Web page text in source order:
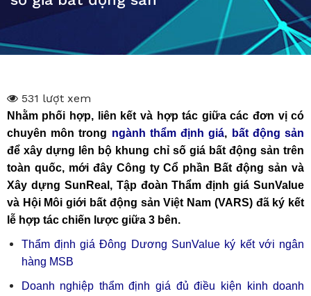
531 lượt xem
Nhằm phối hợp, liên kết và hợp tác giữa các đơn vị có
chuyên môn trong ngành thẩm định giá, bất động sản
để xây dựng lên bộ khung chỉ số giá bất động sản trên
toàn quốc, mới đây Công ty Cổ phần Bất động sản và
Xây dựng SunReal, Tập đoàn Thẩm định giá SunValue
và Hội Môi giới bất động sản Việt Nam (VARS) đã ký kết
lễ hợp tác chiến lược giữa 3 bên.
Thẩm định giá Đông Dương SunValue ký kết với ngân
hàng MSB
Doanh nghiệp thẩm định giá đủ điều kiện kinh doanh